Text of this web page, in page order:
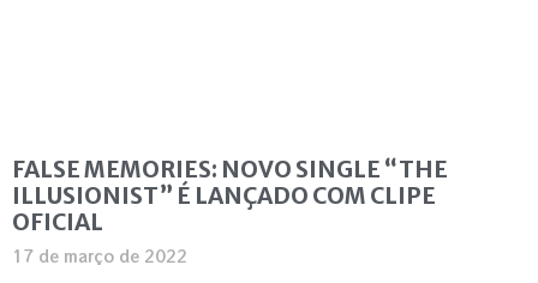
FALSE MEMORIES: NOVO SINGLE “THE
ILLUSIONIST” É LANÇADO COM CLIPE
OFICIAL
17 de março de 2022